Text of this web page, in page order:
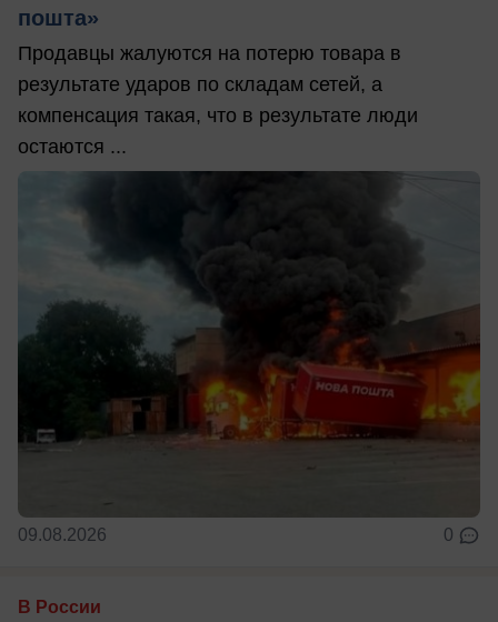
пошта»
Продавцы жалуются на потерю товара в
результате ударов по складам сетей, а
компенсация такая, что в результате люди
остаются ...
09.08.2026 0
В России